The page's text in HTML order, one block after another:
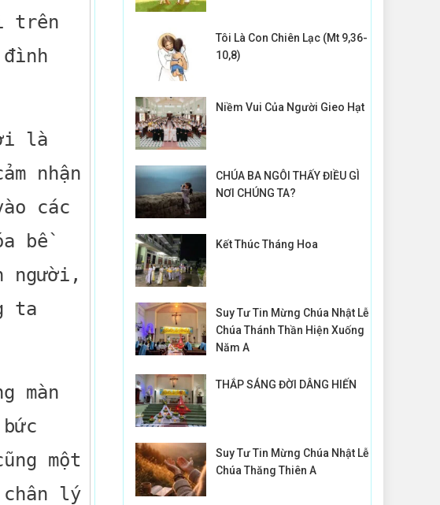
trên
là
nhận
các
bề
người,
ta
màn
một
chân lý
Tôi Là Con Chiên Lạc (Mt 9,36-
10,8)
Niềm Vui Của Người Gieo Hạt
CHÚA BA NGÔI THẤY ĐIỀU GÌ
NƠI CHÚNG TA?
Kết Thúc Tháng Hoa
Suy Tư Tin Mừng Chúa Nhật Lễ
Chúa Thánh Thần Hiện Xuống
Năm A
THẮP SÁNG ĐỜI DÂNG HIẾN
Suy Tư Tin Mừng Chúa Nhật Lễ
Chúa Thăng Thiên A